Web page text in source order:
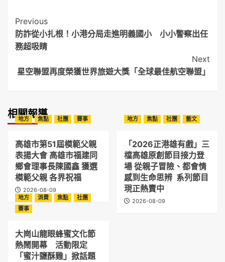
Post
Navigation
Previous
防詐從小扎根！小港分局走進明義國小 小小警察出任
務超吸睛
Next
星空聯盟再度榮獲世界旅遊大獎「全球最佳航空聯盟」
相關報導
地方 焦點 社團 賽事
高雄市第51屆模範父親
表揚大會 高雄市福建同
鄉會理事長陳國鑫 獲選
模範父親 各界祝福
2026-08-09
地方 焦點 社團 藝文
「2026正港雄有戲」三
檔高雄原創節目接力登
場 從親子冒險、都會情
感到生命思辨 系列節目
現正熱賣中
2026-08-09
地方 消費 焦點
社團
賽事
大崗山龍眼蜂蜜文化節
熱鬧開幕 活動限定
「蜜汁鹽酥雞」掀話題